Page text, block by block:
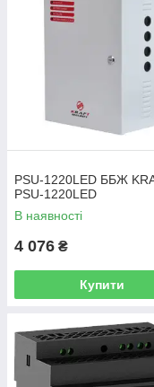
PSU-1220LED ББЖ
PSU-1220LED
В наявності
4 076 ₴
Купити